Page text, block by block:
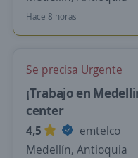
Hace 8 horas
Se precisa Urgente
¡Trabajo en
center
4,5
emtelco
Medellín, Antioquia